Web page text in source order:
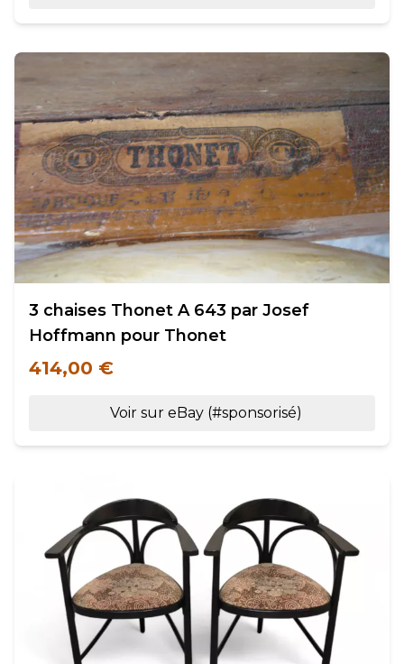
3 chaises Thonet A 643 par Josef
Hoffmann pour Thonet
414,00 €
Voir sur eBay (#sponsorisé)